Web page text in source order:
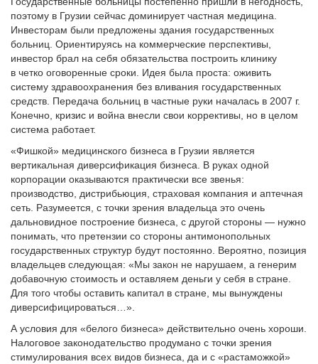
поэтому в Грузии сейчас доминирует частная медицина.
Инвесторам были предложены здания государственных
больниц. Ориентируясь на коммерческие перспективы,
инвестор брал на себя обязательства построить клинику
в четко оговоренные сроки. Идея была проста: оживить
систему здравоохранения без вливания государственных
средств. Передача больниц в частные руки началась в 2007 г.
Конечно, кризис и война внесли свои коррективы, но в целом
система работает.
«Фишкой» медицинского бизнеса в Грузии является
вертикальная диверсификация бизнеса. В руках одной
корпорации оказываются практически все звенья:
производство, дистрибьюция, страховая компания и аптечная
сеть. Разумеется, с точки зрения владельца это очень
дальновидное построение бизнеса, с другой стороны — нужно
понимать, что претензии со стороны антимонопольных
государственных структур будут постоянно. Вероятно, позиция
владельцев следующая: «Мы закон не нарушаем, а генерим
добавочную стоимость и оставляем деньги у себя в стране.
Для того чтобы оставить капитал в стране, мы вынуждены
диверсифицироваться…».
А условия для «белого бизнеса» действительно очень хороши.
Налоговое законодательство продумано с точки зрения
стимулирования всех видов бизнеса, да и с «растаможкой»